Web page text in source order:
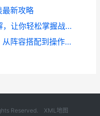
最新攻略
异度之刃2 Kos-Mos攻略详解，让你轻松掌握战斗技巧
阴阳师天魔焰通关技巧详解，从阵容搭配到操作心得全都有！
Reserved. XML地图